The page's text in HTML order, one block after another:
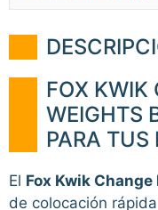
FOX KWIK
WEIGHTS
PARA TUS
El Fox Kwik
de colocación